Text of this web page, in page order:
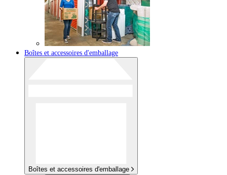
Boîtes et accessoires d'emballage
Boîtes et accessoires d'emballage